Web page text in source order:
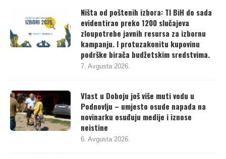
Ništa od poštenih izbora: TI BiH do sada
evidentirao preko 1200 slučajeva
zloupotrebe javnih resursa za izbornu
kampanju. I protuzakonitu kupovinu
podrške birača budžetskim sredstvima.
7. Avgusta 2026.
Vlast u Doboju još više muti vodu u
Podnovlju – umjesto osude napada na
novinarku osuđuju medije i iznose
neistine
6. Avgusta 2026.